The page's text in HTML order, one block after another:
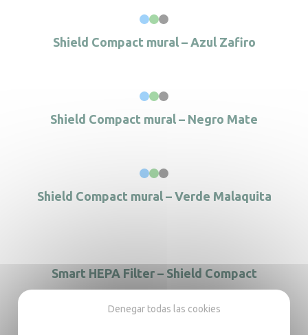
Shield Compact mural – Azul Zafiro
Shield Compact mural – Negro Mate
Shield Compact mural – Verde Malaquita
Smart HEPA Filter – Shield Compact
Denegar todas las cookies